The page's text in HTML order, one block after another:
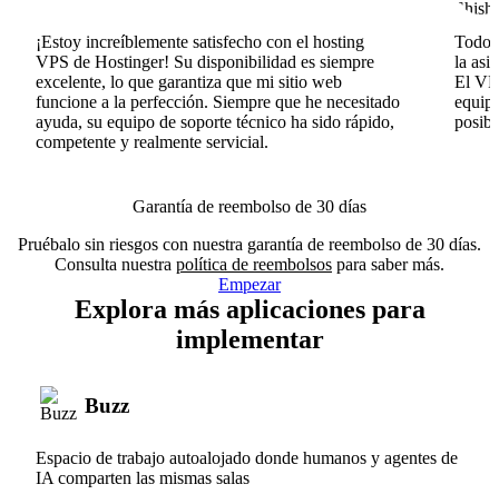
¡Estoy increíblemente satisfecho con el hosting
VPS de Hostinger! Su disponibilidad es siempre
excelente, lo que garantiza que mi sitio web
funcione a la perfección. Siempre que he necesitado
ayuda, su equipo de soporte técnico ha sido rápido,
competente y realmente servicial.
Todo
la
El
Garantía de reembolso de 30 días
Pruébalo sin riesgos con nuestra garantía de reembolso de 30 días.
Consulta nuestra política de reembolsos para saber más.
Empezar
Explora más aplicaciones para
implementar
Buzz
Espacio de trabajo autoalojado donde humanos y agentes de
IA comparten las mismas salas